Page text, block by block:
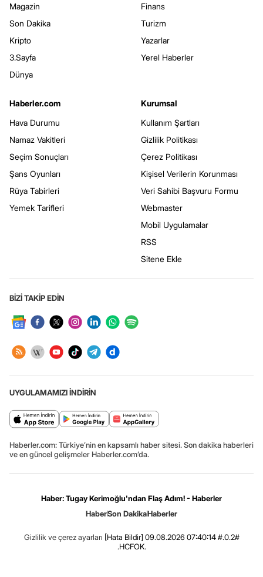
Magazin
Son Dakika
Kripto
3.Sayfa
Dünya
Finans
Turizm
Yazarlar
Yerel Haberler
Haberler.com
Hava Durumu
Namaz Vakitleri
Seçim Sonuçları
Şans Oyunları
Rüya Tabirleri
Yemek Tarifleri
Kurumsal
Kullanım Şartları
Gizlilik Politikası
Çerez Politikası
Kişisel Verilerin Korunması
Veri Sahibi Başvuru Formu
Webmaster
Mobil Uygulamalar
RSS
Sitene Ekle
BİZİ TAKİP EDİN
UYGULAMAMIZI İNDİRİN
Haberler.com: Türkiye’nin en kapsamlı haber sitesi. Son dakika haberleri
ve en güncel gelişmeler Haberler.com’da.
Haber: Tugay Kerimoğlu'ndan Flaş Adım! - Haberler
HaberSon DakikaHaberler
Gizlilik ve çerez ayarları [Hata Bildir] 09.08.2026 07:40:14 #.0.2#
.HCFOK.